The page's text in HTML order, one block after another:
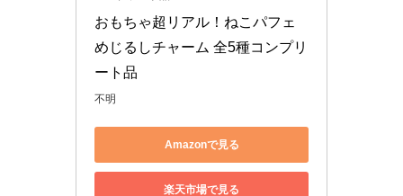
おもちゃ超リアル！ねこパフェ
めじるしチャーム 全5種コンプリ
ート品
不明
Amazonで見る
楽天市場で見る